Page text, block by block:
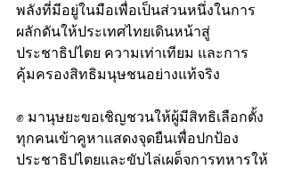
พลังที่มีอยู่ในมือเพื่อเป็นส่วนหนึ่งในการ
ผลักดันให้ประเทศไทยเดินหน้าสู่
ประชาธิปไตย ความเท่าเทียม และการ
คุ้มครองสิทธิมนุษชนอย่างแท้จริง
✊ มานุษยะขอเชิญชวนให้ผู้มีสิทธิเลือกตั้ง
ทุกคนเข้าคูหาแสดงจุดยืนเพื่อปกป้อง
ประชาธิปไตยและขับไล่เผด็จการทหารให้